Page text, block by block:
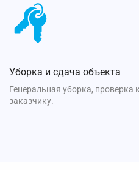
Уборка и сдача объекта
Генеральная уборка, проверка
заказчику.